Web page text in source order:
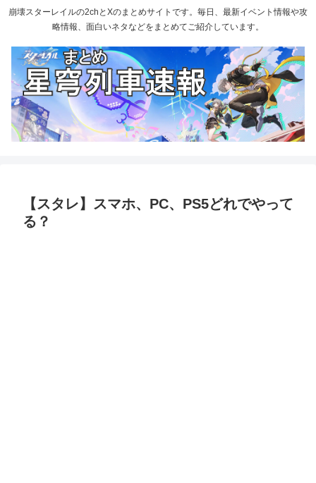
崩壊スターレイルの2chとXのまとめサイトです。毎日、最新イベント情報や攻
略情報、面白いネタなどをまとめてご紹介しています。
【スタレ】スマホ、PC、PS5どれでやって
る？